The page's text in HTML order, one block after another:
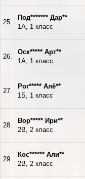
25.
Под******* Дар**
1А, 1 класс
26.
Оск***** Арт**
1А, 1 класс
27.
Рог***** Алё**
1Б, 1 класс
28.
Вор***** Ири**
2В, 2 класс
29.
Кос****** Али**
2В, 2 класс